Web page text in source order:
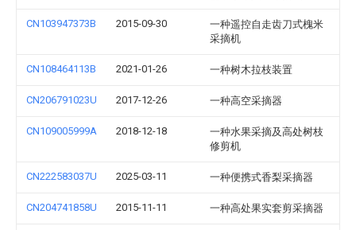
CN103947373B 2015-09-30
一种遥控自走齿刀式槐米
采摘机
CN108464113B 2021-01-26 一种树木拉枝装置
CN206791023U 2017-12-26 一种高空采摘器
CN109005999A 2018-12-18
一种水果采摘及高处树枝
修剪机
CN222583037U 2025-03-11 一种便携式香梨采摘器
CN204741858U 2015-11-11 一种高处果实套剪采摘器